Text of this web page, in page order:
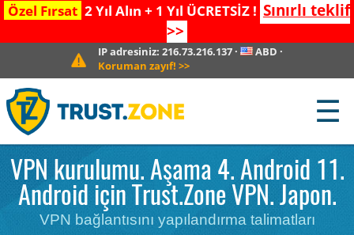
Özel Fırsat 2 Yıl Alın + 1 Yıl ÜCRETSİZ ! Sınırlı teklif
>>
IP adresiniz:216.73.216.137 · ABD ·
Koruman zayıf! >>
☰
VPN kurulumu. Aşama 4. Android 11.
Android için Trust.Zone VPN. Japon.
VPN bağlantısını yapılandırma talimatları